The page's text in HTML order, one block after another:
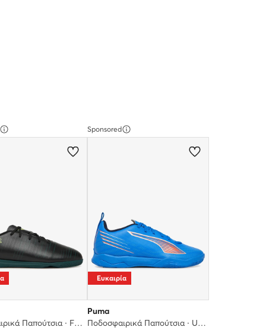
Ποδοσφαιρικά Παπούτσια · Future 8 Play It Jr 108627 02 · Μαύρο
Sponsored
Ευκαιρία
Puma
Ποδοσφαιρικά Παπούτσια · Ultra 6 Play It Jr 108538 01 · Μπλε